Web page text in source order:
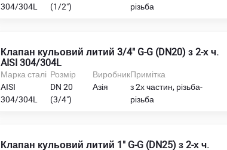
304/304L
(1/2")
різьба
Клапан кульовий литий 3/4" G-G (DN20) з 2-х ч.
AISI 304/304L
Марка сталі
AISI
304/304L
Розмір
DN 20
(3/4")
Виробник
Азія
Примітка
з 2х частин, різьба-
різьба
Клапан кульовий литий 1" G-G (DN25) з 2-х ч.